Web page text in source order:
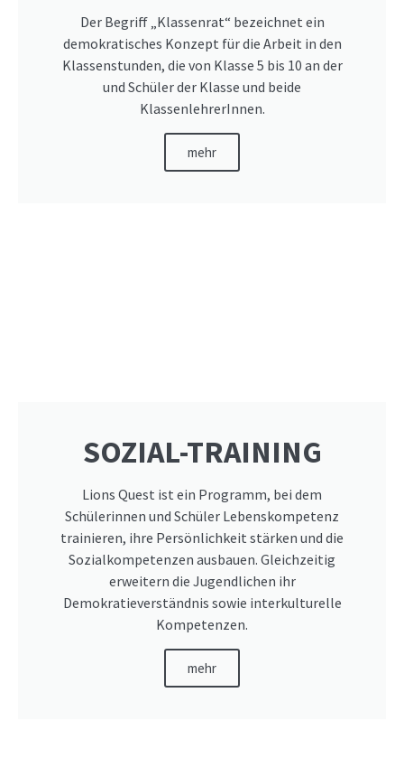
Der Begriff „Klassenrat“ bezeichnet ein
demokratisches Konzept für die Arbeit in den
Klassenstunden, die von Klasse 5 bis 10 an der
und Schüler der Klasse und beide
KlassenlehrerInnen.
mehr
SOZIAL-TRAINING
Lions Quest ist ein Programm, bei dem
Schülerinnen und Schüler Lebenskompetenz
trainieren, ihre Persönlichkeit stärken und die
Sozialkompetenzen ausbauen. Gleichzeitig
erweitern die Jugendlichen ihr
Demokratieverständnis sowie interkulturelle
Kompetenzen.
mehr